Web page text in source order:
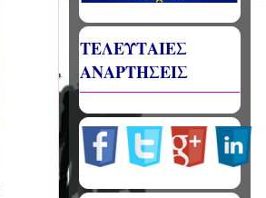
ΤΕΛΕΥΤΑΙΕΣ
ΑΝΑΡΤΗΣΕΙΣ